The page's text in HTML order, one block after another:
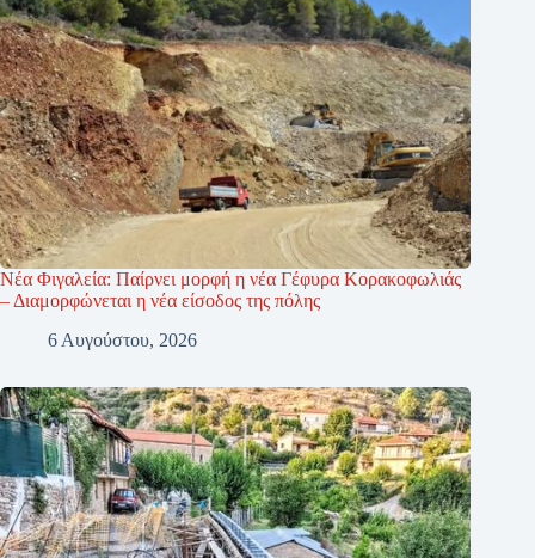
Νέα Φιγαλεία: Παίρνει μορφή η νέα Γέφυρα Κορακοφωλιάς
– Διαμορφώνεται η νέα είσοδος της πόλης
6 Αυγούστου, 2026